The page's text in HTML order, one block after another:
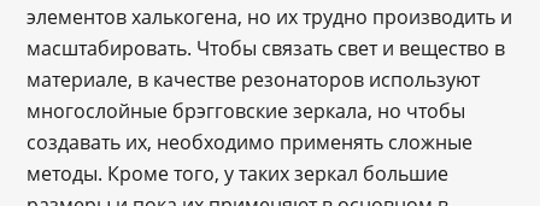
элементов халькогена, но их трудно производить и
масштабировать. Чтобы связать свет и вещество в
материале, в качестве резонаторов используют
многослойные брэгговские зеркала, но чтобы
создавать их, необходимо применять сложные
методы. Кроме того, у таких зеркал большие